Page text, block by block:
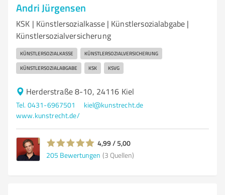
Andri Jürgensen
KSK | Künstlersozialkasse | Künstlersozialabgabe |
Künstlersozialversicherung
KÜNSTLERSOZIALKASSE KÜNSTLERSOZIALVERSICHERUNG
KÜNSTLERSOZIALABGABE KSK KSVG
Herderstraße 8-10, 24116 Kiel
Tel. 0431-6967501
kiel@kunstrecht.de
www.kunstrecht.de/
4,99 / 5,00
205 Bewertungen (3 Quellen)